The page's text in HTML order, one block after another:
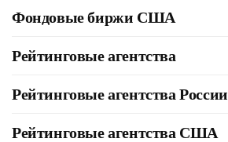
Фондовые биржи США
Рейтинговые агентства
Рейтинговые агентства России
Рейтинговые агентства США